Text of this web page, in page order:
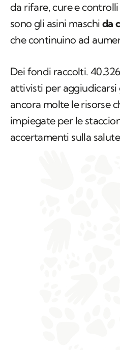
da rifare, cure e
sono gli asini maschi da
che continuino ad
Dei fondi raccolti.
attivisti per aggiudicarsi
ancora molte le risorse
impiegate per le
accertamenti sulla